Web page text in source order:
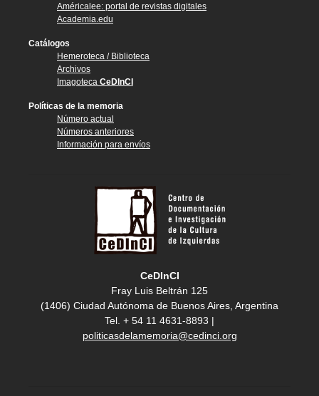
Américalee: portal de revistas digitales
Academia.edu
Catálogos
Hemeroteca / Biblioteca
Archivos
Imagoteca CeDInCI
Políticas de la memoria
Número actual
Números anteriores
Información para envíos
CeDInCI
Fray Luis Beltrán 125
(1406) Ciudad Autónoma de Buenos Aires, Argentina
Tel. + 54 11 4631-8893 |
politicasdelamemoria@cedinci.org